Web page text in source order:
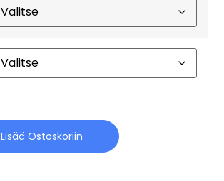
Lisää Ostoskoriin